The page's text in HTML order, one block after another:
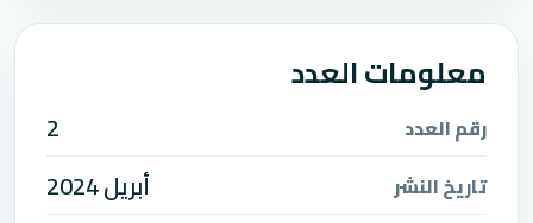
معلومات العدد
رقم العدد 2
تاريخ النشر
أبريل 2024